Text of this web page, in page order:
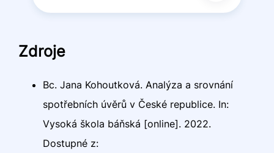
Zdroje
Bc. Jana Kohoutková. Analýza a srovnání
spotřebních úvěrů v České republice. In:
Vysoká škola báňská [online]. 2022.
Dostupné z: